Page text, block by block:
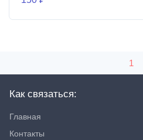
1
Как связаться:
Главная
Контакты